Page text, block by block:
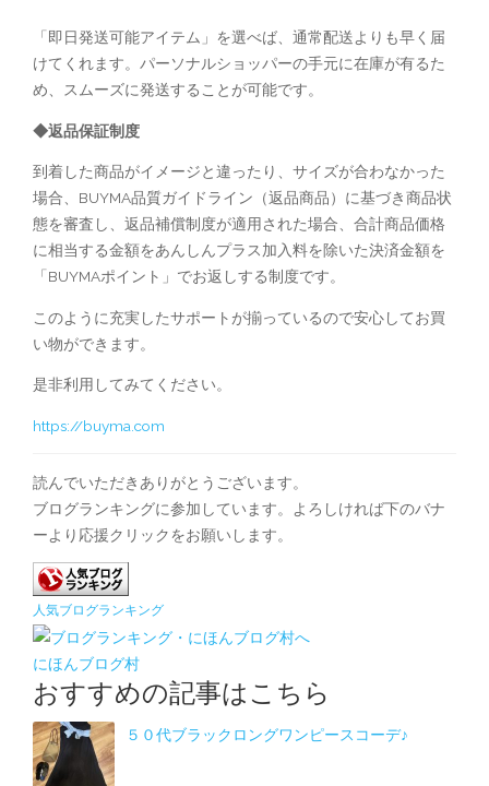
「即日発送可能アイテム」を選べば、通常配送よりも早く届
けてくれます。パーソナルショッパーの手元に在庫が有るた
め、スムーズに発送することが可能です。
◆返品保証制度
到着した商品がイメージと違ったり、サイズが合わなかった
場合、BUYMA品質ガイドライン（返品商品）に基づき商品状
態を審査し、返品補償制度が適用された場合、合計商品価格
に相当する金額をあんしんプラス加入料を除いた決済金額を
「BUYMAポイント」でお返しする制度です。
このように充実したサポートが揃っているので安心してお買
い物ができます。
是非利用してみてください。
https://buyma.com
読んでいただきありがとうございます。
ブログランキングに参加しています。よろしければ下のバナ
ーより応援クリックをお願いします。
人気ブログランキング
にほんブログ村
おすすめの記事はこちら
５０代ブラックロングワンピースコーデ♪